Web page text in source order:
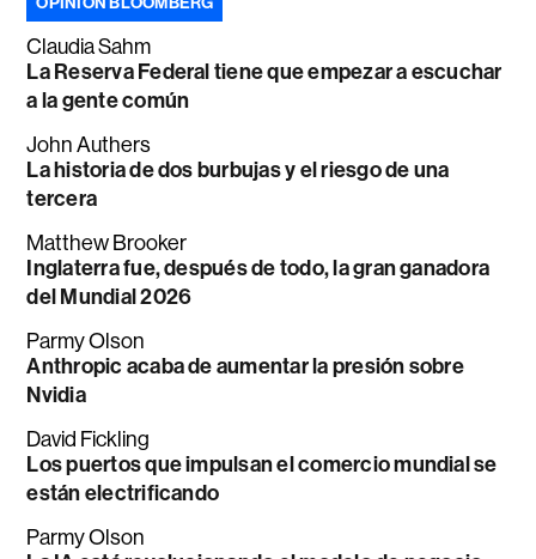
Claudia Sahm
La Reserva Federal tiene que empezar a escuchar
a la gente común
John Authers
La historia de dos burbujas y el riesgo de una
tercera
Matthew Brooker
Inglaterra fue, después de todo, la gran ganadora
del Mundial 2026
Parmy Olson
Anthropic acaba de aumentar la presión sobre
Nvidia
David Fickling
Los puertos que impulsan el comercio mundial se
están electrificando
Parmy Olson